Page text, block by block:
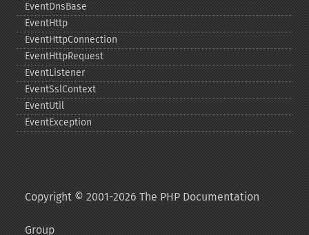
EventDnsBase
EventHttp
EventHttpConnection
EventHttpRequest
EventListener
EventSslContext
EventUtil
EventException
Copyright © 2001-2026 The PHP Documentation
Group